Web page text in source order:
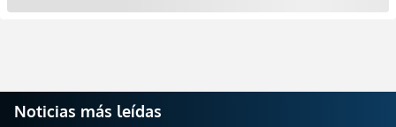
Noticias más leídas